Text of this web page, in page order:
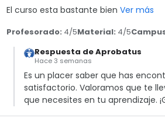
El curso esta bastante bien Ver más
Profesorado: 4/5Material: 4/5
Respuesta de Aprobatus
Hace 3 semanas
Es un placer saber que has
satisfactorio. Valoramos que te
que necesites en tu aprendizaje.